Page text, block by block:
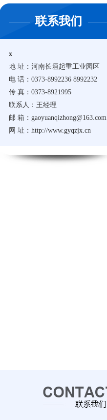
联系我们
x
地 址：河南长垣起重工业园区
电 话：0373-8992236 8992232
传 真：0373-8921995
联系人：王经理
邮 箱：gaoyuanqizhong@163.com
网 址：http://www.gyqzjx.cn